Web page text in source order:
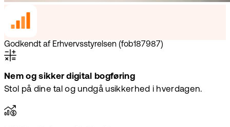
Godkendt af Erhvervsstyrelsen (fob187987)
Nem og sikker digital bogføring
Stol på dine tal og undgå usikkerhed i hverdagen.